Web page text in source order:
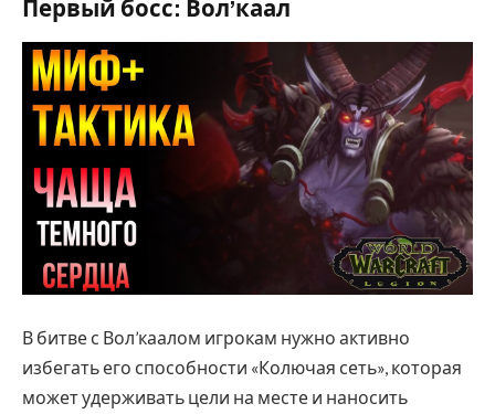
Первый босс: Вол’каал
В битве с Вол’каалом игрокам нужно активно
избегать его способности «Колючая сеть», которая
может удерживать цели на месте и наносить